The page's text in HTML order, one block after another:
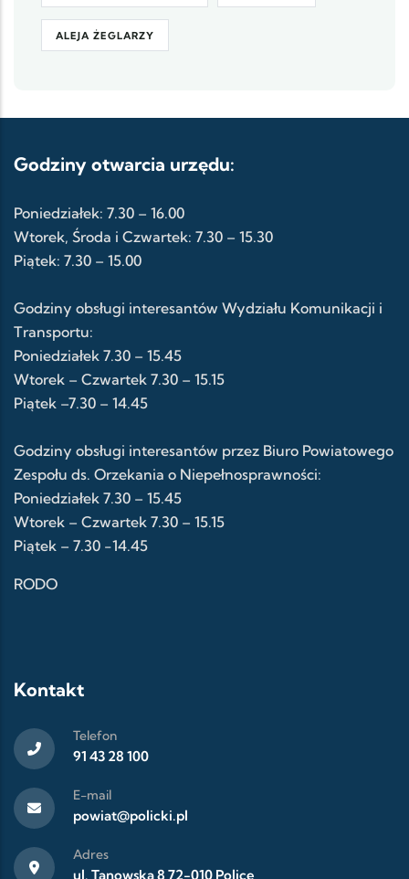
ALEJA ŻEGLARZY
Godziny otwarcia urzędu:
Poniedziałek: 7.30 – 16.00
Wtorek, Środa i Czwartek: 7.30 – 15.30
Piątek: 7.30 – 15.00
Godziny obsługi interesantów Wydziału Komunikacji i
Transportu:
Poniedziałek 7.30 – 15.45
Wtorek – Czwartek 7.30 – 15.15
Piątek –7.30 – 14.45
Godziny obsługi interesantów przez Biuro Powiatowego
Zespołu ds. Orzekania o Niepełnosprawności:
Poniedziałek 7.30 – 15.45
Wtorek – Czwartek 7.30 – 15.15
Piątek – 7.30 -14.45
RODO
Kontakt
Telefon
91 43 28 100
E-mail
powiat@policki.pl
Adres
ul. Tanowska 8 72-010 Police